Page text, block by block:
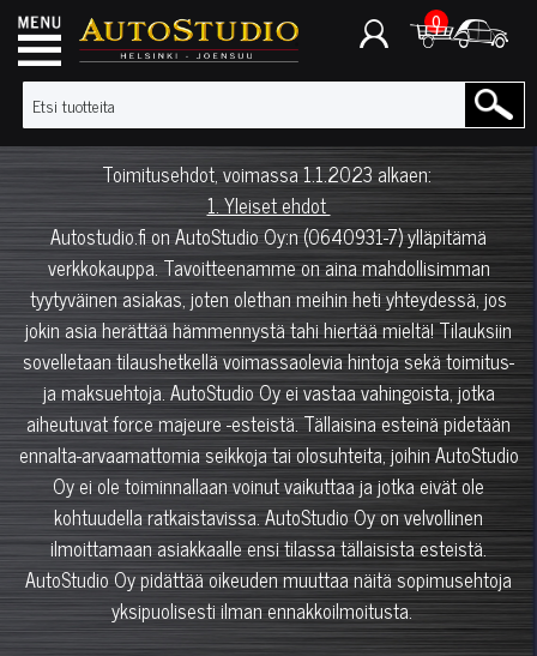
0
Toimitusehdot, voimassa 1.1.2023 alkaen:
1. Yleiset ehdot
Autostudio.fi on AutoStudio Oy:n (0640931-7) ylläpitämä
verkkokauppa. Tavoitteenamme on aina mahdollisimman
tyytyväinen asiakas, joten olethan meihin heti yhteydessä, jos
jokin asia herättää hämmennystä tahi hiertää mieltä! Tilauksiin
sovelletaan tilaushetkellä voimassaolevia hintoja sekä toimitus-
ja maksuehtoja. AutoStudio Oy ei vastaa vahingoista, jotka
aiheutuvat force majeure -esteistä. Tällaisina esteinä pidetään
ennalta-arvaamattomia seikkoja tai olosuhteita, joihin AutoStudio
Oy ei ole toiminnallaan voinut vaikuttaa ja jotka eivät ole
kohtuudella ratkaistavissa. AutoStudio Oy on velvollinen
ilmoittamaan asiakkaalle ensi tilassa tällaisista esteistä.
AutoStudio Oy pidättää oikeuden muuttaa näitä sopimusehtoja
yksipuolisesti ilman ennakkoilmoitusta.